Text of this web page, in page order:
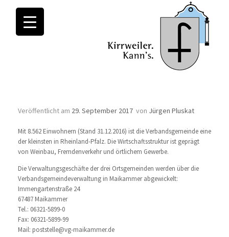
September 2017
Veröffentlicht am 29. September 2017 von Jürgen Pluskat
Mit 8.562 Einwohnern (Stand 31.12.2016) ist die Verbandsgemeinde eine
der kleinsten in Rheinland-Pfalz. Die Wirtschaftsstruktur ist geprägt
von Weinbau, Fremdenverkehr und örtlichem Gewerbe.
Die Verwaltungsgeschäfte der drei Ortsgemeinden werden über die
Verbandsgemeindeverwaltung in Maikammer abgewickelt:
Immengartenstraße 24
67487 Maikammer
Tel.: 06321-5899-0
Fax: 06321-5899-99
Mail: poststelle@vg-maikammer.de